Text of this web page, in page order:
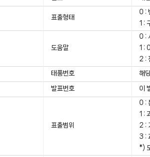
표출형태
0 :
1 :
도움말
0 :
1 :
2 :
태풍번호 해
발표번호 이
표출범위
0 :
1 :
2 :
3 :
*)